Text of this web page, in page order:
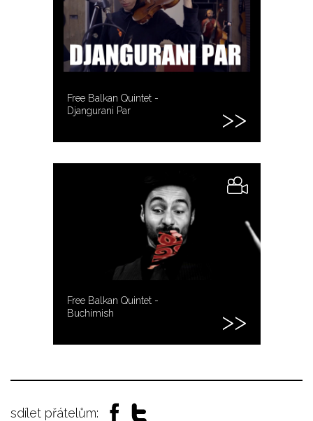
Free Balkan Quintet -
Djangurani Par
Free Balkan Quintet -
Buchimish
sdílet přátelům: